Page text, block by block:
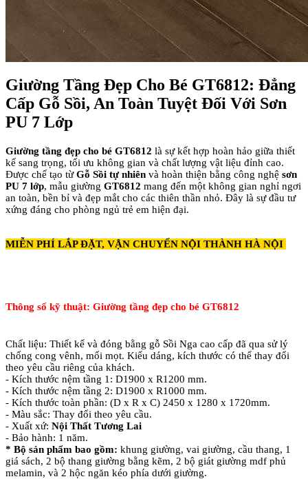
Giường Tầng Đẹp Cho Bé GT6812: Đẳng
Cấp Gỗ Sồi, An Toàn Tuyệt Đối Với Sơn
PU 7 Lớp
Giường tầng đẹp cho bé GT6812 là sự kết hợp hoàn hảo giữa thiết
kế sang trọng, tối ưu không gian và chất lượng vật liệu đỉnh cao.
Được chế tạo từGỗ Sồi tự nhiên và hoàn thiện bằng công nghệ sơn
PU 7 lớp, mẫu giường GT6812 mang đến một không gian nghỉ ngơi
an toàn, bền bỉ và đẹp mắt cho các thiên thần nhỏ. Đây là sự đầu tư
xứng đáng cho phòng ngủ trẻ em hiện đại.
MIỄN PHÍ LẮP ĐẶT, VẬN CHUYỂN NỘI THÀNH HÀ NỘI
Thông số kỹ thuật: Giường tầng đẹp cho bé GT6812
Chất liệu: Thiết kế và đóng bằng gỗ Sồi Nga cao cấp đã qua sử lý
chống cong vênh, mối mọt. Kiểu dáng, kích thước có thể thay đổi
theo yêu cầu riêng của khách.
- Kích thước nệm tầng 1: D1900 x R1200 mm.
- Kích thước nệm tầng 2: D1900 x R1000 mm.
- Kích thước toàn phần: (D x R x C) 2450 x 1280 x 1720mm.
- Màu sắc: Thay đổi theo yêu cầu.
- Xuất xứ: Nội Thất Tương Lai
- Bảo hành: 1 năm.
* Bộ sản phẩm bao gồm: khung giường, vai giường, cầu thang, 1
giá sách, 2 bộ thang giường bằng kẽm, 2 bộ giát giường mdf phủ
melamin, và 2 hộc ngăn kéo phía dưới giường.